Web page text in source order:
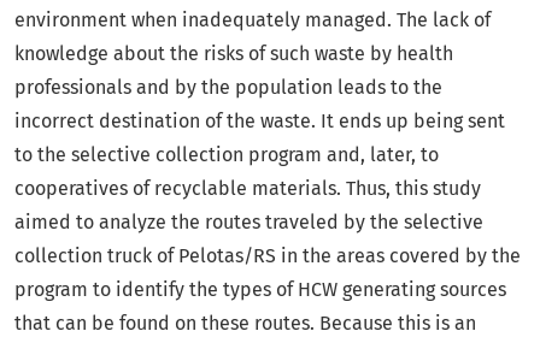
environment when inadequately managed. The lack of
knowledge about the risks of such waste by health
professionals and by the population leads to the
incorrect destination of the waste. It ends up being sent
to the selective collection program and, later, to
cooperatives of recyclable materials. Thus, this study
aimed to analyze the routes traveled by the selective
collection truck of Pelotas/RS in the areas covered by the
program to identify the types of HCW generating sources
that can be found on these routes. Because this is an